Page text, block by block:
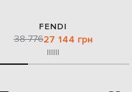
FENDI
38 77627 144 грн
IIIIII